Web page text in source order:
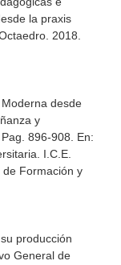
la praxis
2018.
desde
y
896-908. En:
. I.C.E.
de Formación y
producción
General de